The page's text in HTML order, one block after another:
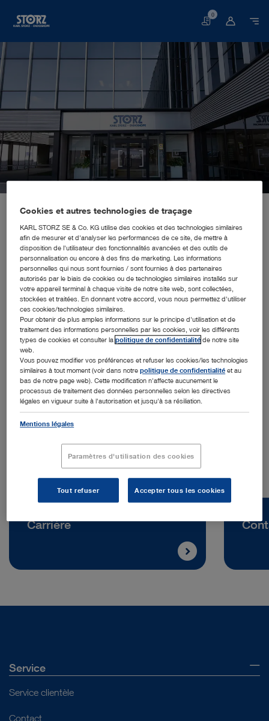
Panier
0
Espagne, Madrid : KARL STORZ Endoscopia Ibérica S.A.
FILIALE COMMERCIALE ET MARKETING
KARL STORZ Endoscopia Ibérica
S.A.
Adresse :
KARL STORZ Endoscopia Ibérica S.A.
Kudos Innovation Campus San Fernando
Edificio Grecia
28830 Madrid | Espagne
Carrière
Service
Service clientèle
Contact
Cookies et autres technologies de traçage
KARL STORZ SE & Co. KG utilise des cookies et des technologies similaires
afin de mesurer et d'analyser les performances de ce site, de mettre à
disposition de l'utilisateur des fonctionnalités avancées et des outils de
personnalisation ou encore à des fins de marketing. Les informations
personnelles qui nous sont fournies / sont fournies à des partenaires
autorisés par le biais de cookies ou de technologies similaires installés sur
votre appareil terminal à chaque visite de notre site web, sont collectées,
stockées et traitées. En donnant votre accord, vous nous permettez d'utiliser
ces cookies/technologies similaires.
Pour obtenir de plus amples informations sur le principe d'utilisation et de
traitement des informations personnelles par les cookies, voir les différents
types de cookies et consulter lapolitique de confidentialité de notre site
web.
Vous pouvez modifier vos préférences et refuser les cookies/les technologies
similaires à tout moment (voir dans notrepolitique de confidentialité et au
bas de notre page web). Cette modification n'affecte aucunement le
processus de traitement des données personnelles selon les directives
légales en vigueur suite à l'autorisation et jusqu'à sa résiliation.
Mentions légales
Paramètres d'utilisation des cookies
Tout refuser Accepter tous les cookies